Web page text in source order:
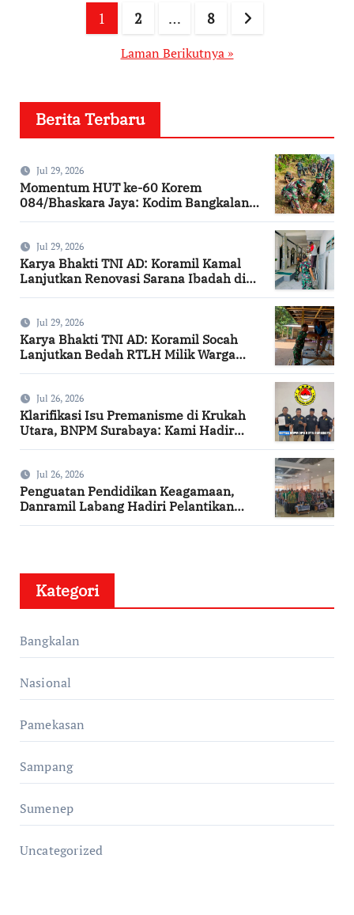
Paginasi
1 2 … 8
Laman Berikutnya »
Berita Terbaru
Jul 29, 2026
Momentum HUT ke-60 Korem
084/Bhaskara Jaya: Kodim Bangkalan
Jul 29, 2026
Karya Bhakti TNI AD: Koramil Kamal
Lanjutkan Renovasi Sarana Ibadah di
Jul 29, 2026
Karya Bhakti TNI AD: Koramil Socah
Lanjutkan Bedah RTLH Milik Warga
Jul 26, 2026
Klarifikasi Isu Premanisme di Krukah
Utara, BNPM Surabaya: Kami Hadir
Jul 26, 2026
Penguatan Pendidikan Keagamaan,
Danramil Labang Hadiri Pelantikan
Kategori
Bangkalan
Nasional
Pamekasan
Sampang
Sumenep
Uncategorized